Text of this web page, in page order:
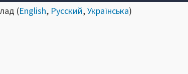
(English, Русский,Українська)